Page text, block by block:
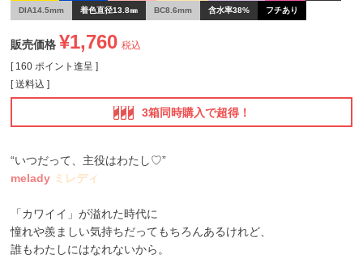
DIA14.5mm 着色直径13.8㎜ BC8.6mm 含水率38% フチあり
販売価格 ¥1,760 税込
[ 160 ポイント進呈 ]
送料込
3箱同時購入で超得！
“いつだって、主役はわたし♡”
melady ミレディ
「カワイイ」が溢れた時代に
憧れや羨ましい気持ちだってもちろんあるけれど、
誰もわたしにはなれないから。